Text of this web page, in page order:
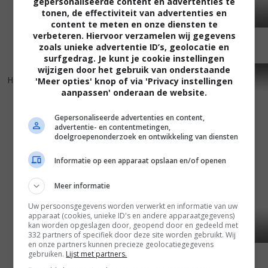
6,3
Harsh Times (2005) 3,4
Party Animalz (2004)
tonen, de effectiviteit van advertenties en
content te meten en onze diensten te
verbeteren. Hiervoor verzamelen wij gegevens
zoals unieke advertentie ID’s, geolocatie en
surfgedrag. Je kunt je cookie instellingen
wijzigen door het gebruik van onderstaande
'Meer opties' knop of via 'Privacy instellingen
aanpassen' onderaan de website.
Gepersonaliseerde advertenties en content,
advertentie- en contentmetingen,
doelgroepenonderzoek en ontwikkeling van diensten
Informatie op een apparaat opslaan en/of openen
Meer informatie
Uw persoonsgegevens worden verwerkt en informatie van uw
apparaat (cookies, unieke ID's en andere apparaatgegevens)
kan worden opgeslagen door, geopend door en gedeeld met
332 partners of specifiek door deze site worden gebruikt. Wij
en onze partners kunnen precieze geolocatiegegevens
gebruiken. Lijst met partners.